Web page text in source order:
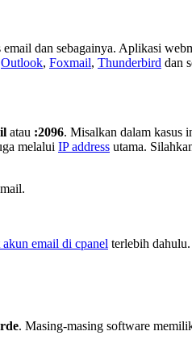
dan sebagainya. Aplikasi
Outlook, Foxmail, Thunderbird dan
atau :2096. Misalkan dalam kasus
melalui IP address utama.
akun email di cpanel terlebih dahulu.
. Masing-masing software